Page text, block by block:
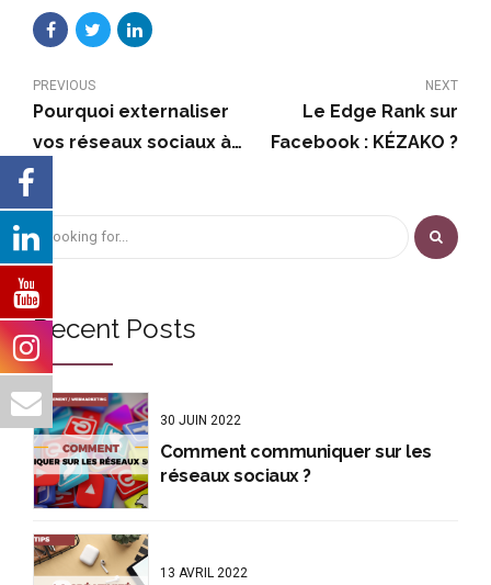
PREVIOUS
Pourquoi externaliser
vos réseaux sociaux à
une agence social
NEXT
Le Edge Rank sur
Facebook : KÉZAKO ?
Recent Posts
30 JUIN 2022
Comment communiquer sur les
réseaux sociaux ?
13 AVRIL 2022